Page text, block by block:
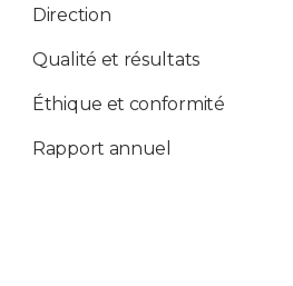
Direction
Qualité et résultats
Éthique et conformité
Rapport annuel